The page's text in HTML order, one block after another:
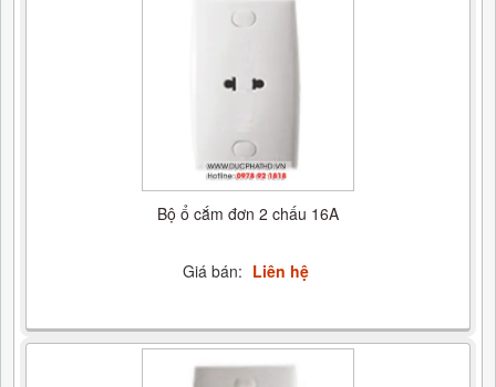
Bộ ổ cắm đơn 2 chấu 16A
Giá bán: Liên hệ